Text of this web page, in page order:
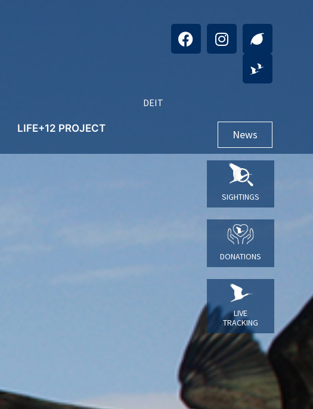
LIFE+12 PROJECT
DEIT
News
SIGHTINGS
DONATIONS
LIVE
TRACKING